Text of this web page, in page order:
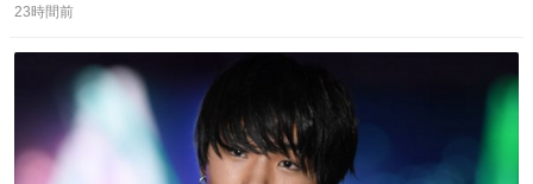
信
ポ
ト
数
23時間前